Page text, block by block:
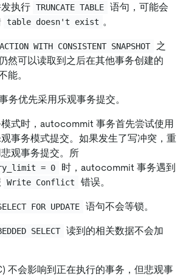
执行 TRUNCATE TABLE
语句，可能会
table doesn't exist 。
WITH CONSISTENT SNAPSHOT
之
然可以读取到之后在其他事务创建的
能。
务优先采用乐观事务提交。
式时，autocommit 事务首先尝试使用
事务模式提交。如果发生了写冲突，重
观事务提交。所
= 0
时，autocommit 事务遇到
Write Conflict 错误。
FOR UPDATE 语句不会等锁。
SELECT 读到的相关数据不会加
不会影响到正在执行的事务，但悲观事